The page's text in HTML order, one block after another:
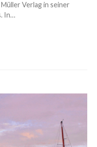
Verlag in seiner
In…